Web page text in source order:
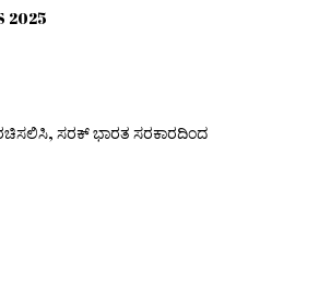
2025
ಸರಕ್ ಭಾರತ ಸರಕಾರದಿಂದ